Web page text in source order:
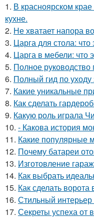
1. В красноярском
кухне.
2. Не хватает напора
3. Царга для стола: что
4. Царга в мебели: что
5. Полное руководство
6. Полный гид по
7. Какие уникальные
8. Как сделать
9. Какую роль играла
10. - Какова история
11. Какие популярные
12. Почему батареи
13. Изготовление
14. Как выбрать
15. Как сделать
16. Стильный
17. Секреты успеха от